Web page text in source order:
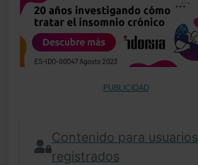
PUBLICIDAD
Contenido para usuarios
registrados